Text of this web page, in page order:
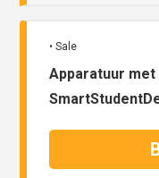
• Sale
Apparatuur